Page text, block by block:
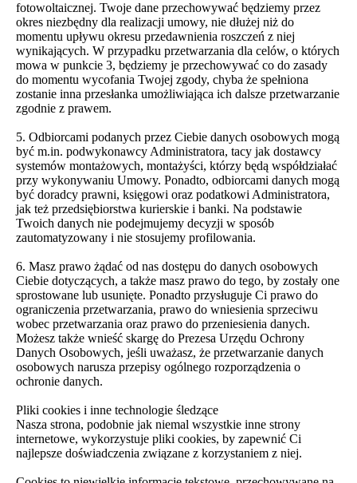
fotowoltaicznej. Twoje dane przechowywać będziemy przez
okres niezbędny dla realizacji umowy, nie dłużej niż do
momentu upływu okresu przedawnienia roszczeń z niej
wynikających. W przypadku przetwarzania dla celów, o których
mowa w punkcie 3, będziemy je przechowywać co do zasady
do momentu wycofania Twojej zgody, chyba że spełniona
zostanie inna przesłanka umożliwiająca ich dalsze przetwarzanie
zgodnie z prawem.
5. Odbiorcami podanych przez Ciebie danych osobowych mogą
być m.in. podwykonawcy Administratora, tacy jak dostawcy
systemów montażowych, montażyści, którzy będą współdziałać
przy wykonywaniu Umowy. Ponadto, odbiorcami danych mogą
być doradcy prawni, księgowi oraz podatkowi Administratora,
jak też przedsiębiorstwa kurierskie i banki. Na podstawie
Twoich danych nie podejmujemy decyzji w sposób
zautomatyzowany i nie stosujemy profilowania.
6. Masz prawo żądać od nas dostępu do danych osobowych
Ciebie dotyczących, a także masz prawo do tego, by zostały one
sprostowane lub usunięte. Ponadto przysługuje Ci prawo do
ograniczenia przetwarzania, prawo do wniesienia sprzeciwu
wobec przetwarzania oraz prawo do przeniesienia danych.
Możesz także wnieść skargę do Prezesa Urzędu Ochrony
Danych Osobowych, jeśli uważasz, że przetwarzanie danych
osobowych narusza przepisy ogólnego rozporządzenia o
ochronie danych.
Pliki cookies i inne technologie śledzące
Nasza strona, podobnie jak niemal wszystkie inne strony
internetowe, wykorzystuje pliki cookies, by zapewnić Ci
najlepsze doświadczenia związane z korzystaniem z niej.